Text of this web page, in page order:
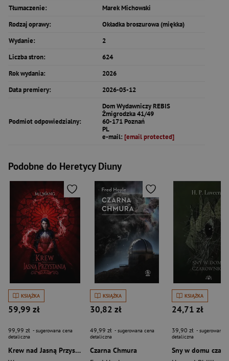
Tłumaczenie:
Marek Michowski
Rodzaj oprawy:
Okładka broszurowa (miękka)
Wydanie:
2
Liczba stron:
624
Rok wydania:
2026
Data premiery:
2026-05-12
Podmiot odpowiedzialny:
Dom Wydawniczy REBIS
Żmigrodzka 41/49
60-171 Poznań
PL
e-mail: [email protected]
Podobne do Heretycy Diuny
KSIĄŻKA
59,99 zł
99,99 zł - sugerowana cena
detaliczna
Krew nad Jasną Przystanią
KSIĄŻKA
30,82 zł
49,99 zł - sugerowana cena
detaliczna
Czarna Chmura
KSIĄŻKA
24,71 zł
39,90 zł - sugerowana
detaliczna